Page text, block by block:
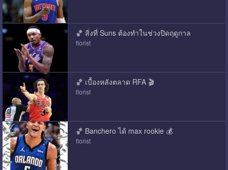
🏀 สิ่งที่ Suns ต้องทําในช่วงปิดฤดูกาล
florist
🏀 เบื้องหลังตลาด RFA 🎬
florist
🏀 Banchero ได้ max rookie 💰
florist